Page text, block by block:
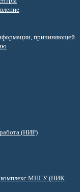
причиняющей
(НИР)
комплекс МПГУ (НИК